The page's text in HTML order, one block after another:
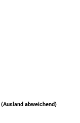
(Ausland abweichend)